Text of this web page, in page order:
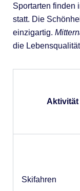
Sportarten finden
statt. Die
einzigartig.
die
Aktivität
Skifahren